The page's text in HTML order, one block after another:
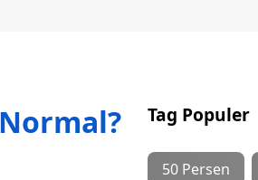
Tag Populer
50 Persen